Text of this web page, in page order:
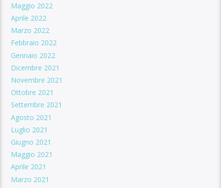
Maggio 2022
Aprile 2022
Marzo 2022
Febbraio 2022
Gennaio 2022
Dicembre 2021
Novembre 2021
Ottobre 2021
Settembre 2021
Agosto 2021
Luglio 2021
Giugno 2021
Maggio 2021
Aprile 2021
Marzo 2021